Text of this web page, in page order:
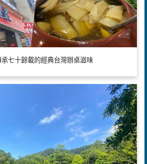
七十餘載的經典台灣辦桌滋味